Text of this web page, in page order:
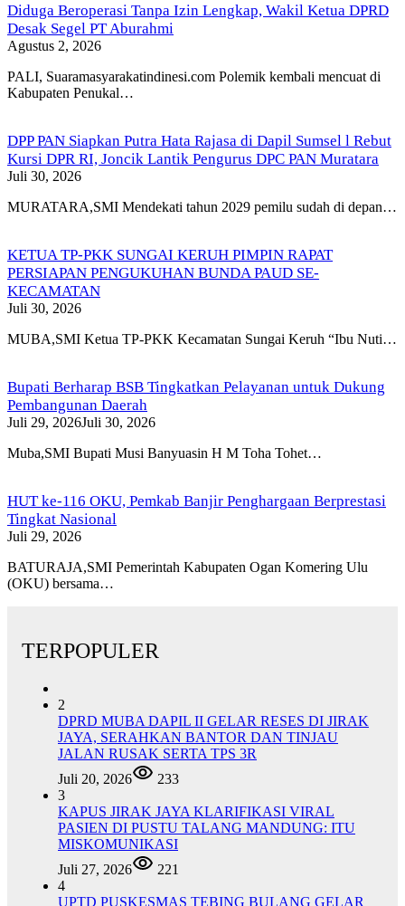
Diduga Beroperasi Tanpa Izin Lengkap, Wakil Ketua DPRD
Desak Segel PT Aburahmi
Agustus 2, 2026
PALI, Suaramasyarakatindinesi.com Polemik kembali mencuat di
Kabupaten Penukal…
DPP PAN Siapkan Putra Hata Rajasa di Dapil Sumsel l Rebut
Kursi DPR RI, Joncik Lantik Pengurus DPC PAN Muratara
Juli 30, 2026
MURATARA,SMI Mendekati tahun 2029 pemilu sudah di depan…
KETUA TP-PKK SUNGAI KERUH PIMPIN RAPAT
PERSIAPAN PENGUKUHAN BUNDA PAUD SE-
KECAMATAN
Juli 30, 2026
MUBA,SMI Ketua TP-PKK Kecamatan Sungai Keruh “Ibu Nuti…
Bupati Berharap BSB Tingkatkan Pelayanan untuk Dukung
Pembangunan Daerah
Juli 29, 2026Juli 30, 2026
Muba,SMI Bupati Musi Banyuasin H M Toha Tohet…
HUT ke-116 OKU, Pemkab Banjir Penghargaan Berprestasi
Tingkat Nasional
Juli 29, 2026
BATURAJA,SMI Pemerintah Kabupaten Ogan Komering Ulu
(OKU) bersama…
TERPOPULER
2
DPRD MUBA DAPIL II GELAR RESES DI JIRAK
JAYA, SERAHKAN BANTOR DAN TINJAU
JALAN RUSAK SERTA TPS 3R
Juli 20, 2026
233
3
KAPUS JIRAK JAYA KLARIFIKASI VIRAL
PASIEN DI PUSTU TALANG MANDUNG: ITU
MISKOMUNIKASI
Juli 27, 2026
221
4
UPTD PUSKESMAS TEBING BULANG GELAR